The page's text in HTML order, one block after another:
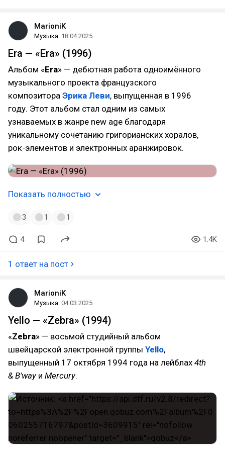
MarioniK
Музыка 18.04.2025
Era — «Era» (1996)
Альбом «Era» — дебютная работа одноимённого
музыкального проекта французского
композитора Эрика Леви, выпущенная в 1996
году. Этот альбом стал одним из самых
узнаваемых в жанре new age благодаря
уникальному сочетанию григорианских хоралов,
рок-элементов и электронных аранжировок.
Показать полностью
3 1 1
4 1.4K
1 ответ на пост
MarioniK
Музыка 04.03.2025
Yello — «Zebra» (1994)
«Zebra» — восьмой студийный альбом
швейцарской электронной группы Yello,
выпущенный 17 октября 1994 года на лейблах 4th
& B'wayи Mercury.